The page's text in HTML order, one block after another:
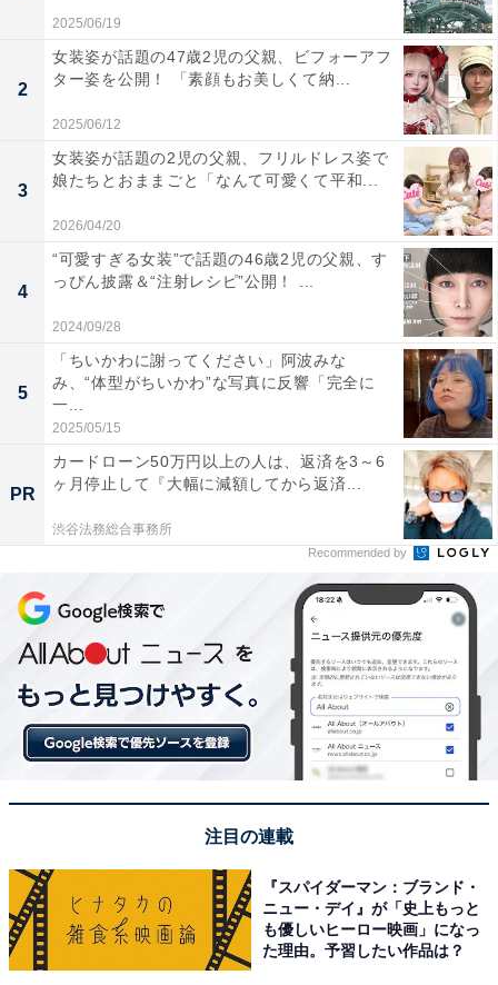
2025/06/19
2
女装姿が話題の47歳2児の父親、ビフォーアフ
ター姿を公開！ 「素顔もお美しくて納...
2025/06/12
3
女装姿が話題の2児の父親、フリルドレス姿で
娘たちとおままごと「なんて可愛くて平和...
2026/04/20
4
“可愛すぎる女装”で話題の46歳2児の父親、す
っぴん披露＆“注射レシピ”公開！ ...
2024/09/28
5
「ちいかわに謝ってください」阿波みな
み、“体型がちいかわ”な写真に反響「完全に
一...
2025/05/15
PR
カードローン50万円以上の人は、返済を3～6
ヶ月停止して『大幅に減額してから返済...
渋谷法務総合事務所
Recommended by
注目の連載
『スパイダーマン：ブランド・
ニュー・デイ』が「史上もっと
も優しいヒーロー映画」になっ
た理由。予習したい作品は？